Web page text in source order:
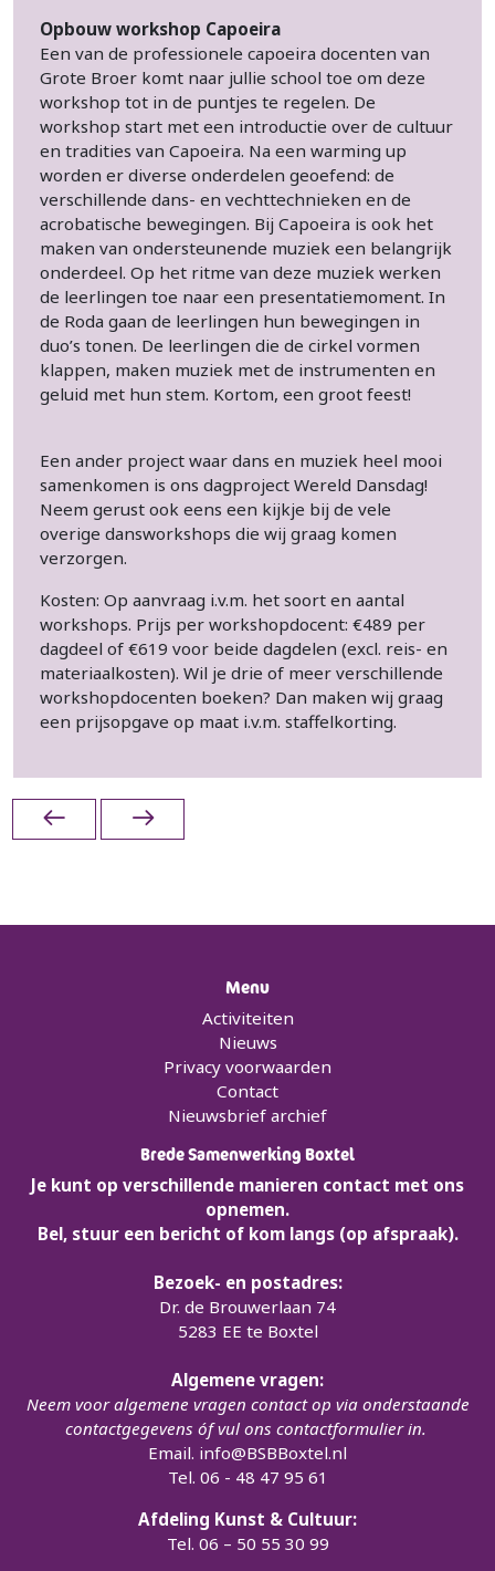
Opbouw workshop Capoeira
Een van de professionele capoeira docenten van
Grote Broer komt naar jullie school toe om deze
workshop tot in de puntjes te regelen. De
workshop start met een introductie over de cultuur
en tradities van Capoeira. Na een warming up
worden er diverse onderdelen geoefend: de
verschillende dans- en vechttechnieken en de
acrobatische bewegingen. Bij Capoeira is ook het
maken van ondersteunende muziek een belangrijk
onderdeel. Op het ritme van deze muziek werken
de leerlingen toe naar een presentatiemoment. In
de Roda gaan de leerlingen hun bewegingen in
duo’s tonen. De leerlingen die de cirkel vormen
klappen, maken muziek met de instrumenten en
geluid met hun stem. Kortom, een groot feest!
Een ander project waar dans en muziek heel mooi
samenkomen is ons dagproject Wereld Dansdag!
Neem gerust ook eens een kijkje bij de vele
overige dansworkshops die wij graag komen
verzorgen.
Kosten: Op aanvraag i.v.m. het soort en aantal
workshops. Prijs per workshopdocent: €489 per
dagdeel of €619 voor beide dagdelen (excl. reis- en
materiaalkosten). Wil je drie of meer verschillende
workshopdocenten boeken? Dan maken wij graag
een prijsopgave op maat i.v.m. staffelkorting.
Menu
Activiteiten
Nieuws
Privacy voorwaarden
Contact
Nieuwsbrief archief
Brede Samenwerking Boxtel
Je kunt op verschillende manieren contact met ons
opnemen.
Bel, stuur een bericht of kom langs (op afspraak).
Bezoek- en postadres:
Dr. de Brouwerlaan 74
5283 EE te Boxtel
Algemene vragen:
Neem voor algemene vragen contact op via onderstaande
contactgegevens óf vul ons contactformulier in.
Email. info@BSBBoxtel.nl
Tel. 06 - 48 47 95 61
Afdeling Kunst & Cultuur:
Tel. 06 – 50 55 30 99